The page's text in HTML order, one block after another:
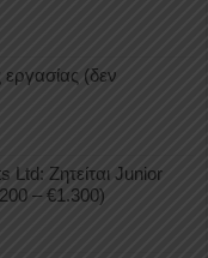
(δεν
Ζητείται Junior
– €1.300)